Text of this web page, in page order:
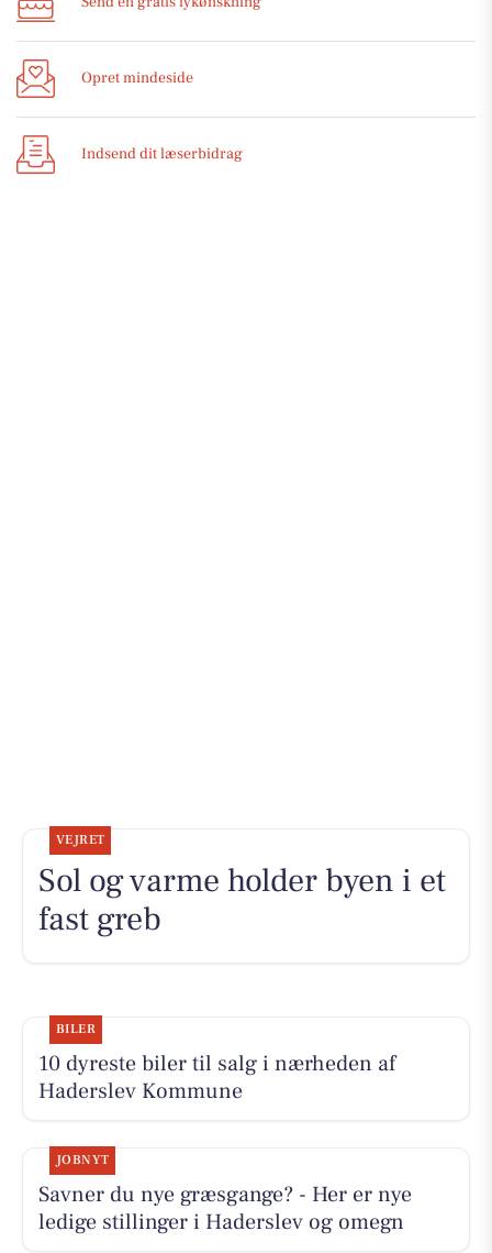
Opret mindeside
Indsend dit læserbidrag
VEJRET
Sol og varme holder byen i et
fast greb
BILER
10 dyreste biler til salg i nærheden af
Haderslev Kommune
JOBNYT
Savner du nye græsgange? - Her er nye
ledige stillinger i Haderslev og omegn